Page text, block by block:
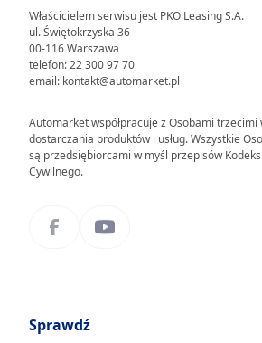
Właścicielem serwisu jest PKO Leasing S.A.
ul. Świętokrzyska 36
00-116 Warszawa
telefon: 22 300 97 70
email: kontakt@automarket.pl
Automarket współpracuje z Osobami trzecimi
dostarczania produktów i usług. Wszystkie
są przedsiębiorcami w myśl przepisów
Cywilnego.
Sprawdź